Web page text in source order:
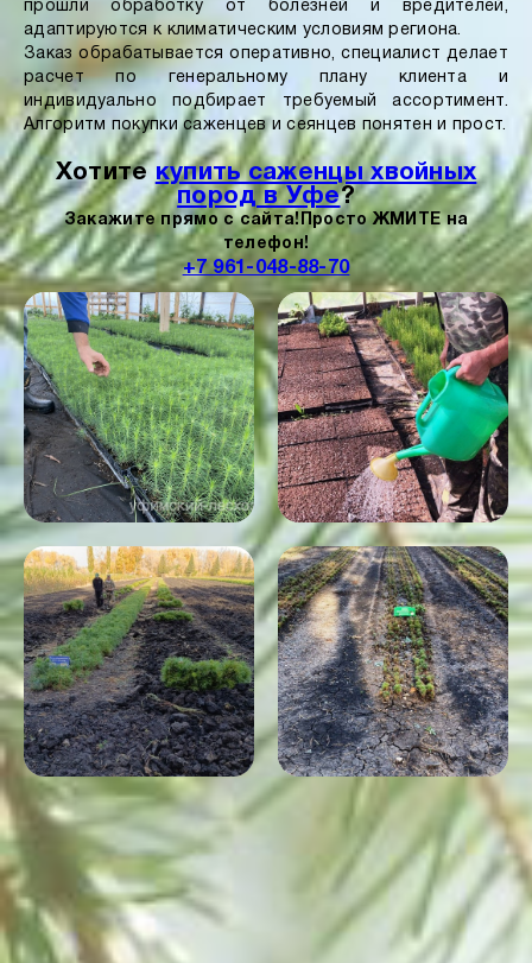
прошли обработку от болезней и вредителей,
адаптируются к климатическим условиям региона.
Заказ обрабатывается оперативно, специалист делает
расчет по генеральному плану клиента и
индивидуально подбирает требуемый ассортимент.
Алгоритм покупки саженцев и сеянцев понятен и прост.
Хотите купить саженцы хвойных
пород в Уфе?
Закажите прямо с сайта! Просто ЖМИТЕ на
телефон!
+7 961-048-88-70